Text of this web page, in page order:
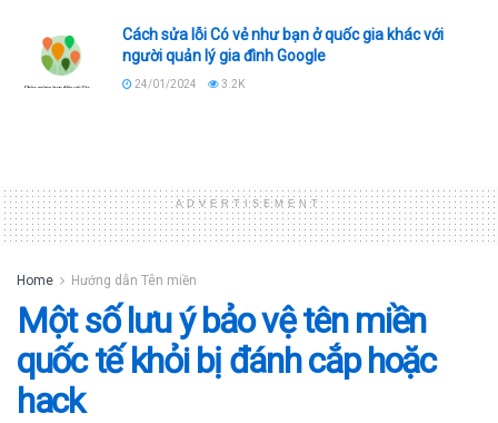
Cách sửa lỗi Có vẻ như bạn ở quốc gia khác với
người quản lý gia đình Google
24/01/2024 3.2K
ADVERTISEMENT
Home Hướng dẫn Tên miền
Một số lưu ý bảo vệ tên miền
quốc tế khỏi bị đánh cắp hoặc
hack